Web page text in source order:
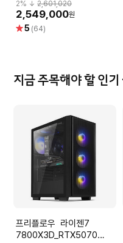
D7 16GB 하이퍼프로져
2% ↓ 2,601,020
2,549,000원
별5 (64)
지금 주목해야 할 인
프리플로우 라이젠7
7800X3D_RTX5070